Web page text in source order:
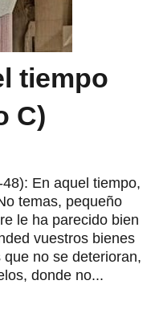
tiempo
C)
En aquel tiempo,
temas, pequeño
le ha parecido bien
vuestros bienes
no se deterioran,
donde no...